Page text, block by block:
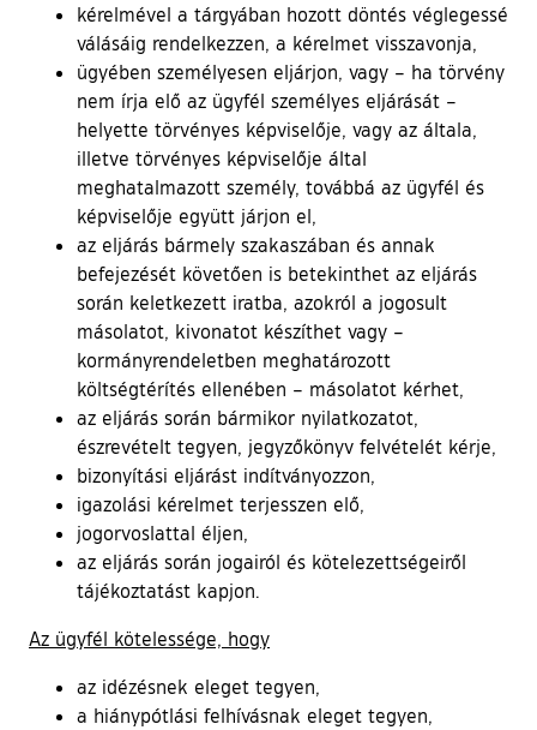
kérelmével a tárgyában hozott döntés véglegessé
válásáig rendelkezzen, a kérelmet visszavonja,
ügyében személyesen eljárjon, vagy – ha törvény
nem írja elő az ügyfél személyes eljárását –
helyette törvényes képviselője, vagy az általa,
illetve törvényes képviselője által
meghatalmazott személy, továbbá az ügyfél és
képviselője együtt járjon el,
az eljárás bármely szakaszában és annak
befejezését követően is betekinthet az eljárás
során keletkezett iratba, azokról a jogosult
másolatot, kivonatot készíthet vagy –
kormányrendeletben meghatározott
költségtérítés ellenében – másolatot kérhet,
az eljárás során bármikor nyilatkozatot,
észrevételt tegyen, jegyzőkönyv felvételét kérje,
bizonyítási eljárást indítványozzon,
igazolási kérelmet terjesszen elő,
jogorvoslattal éljen,
az eljárás során jogairól és kötelezettségeiről
tájékoztatást kapjon.
Az ügyfél kötelessége, hogy
az idézésnek eleget tegyen,
a hiánypótlási felhívásnak eleget tegyen,